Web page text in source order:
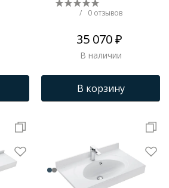
1A70123WOT01R
/ 0 отзывов
35 070 ₽
В наличии
В корзину